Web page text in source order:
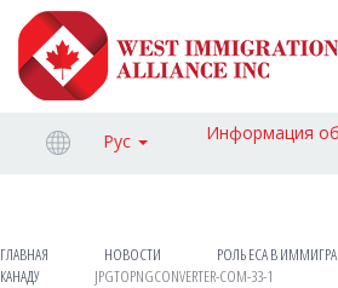
Информация
Рус
ГЛАВНАЯ НОВОСТИ
РОЛЬ ECA В
КАНАДУ
JPGTOPNGCONVERTER-COM-33-1